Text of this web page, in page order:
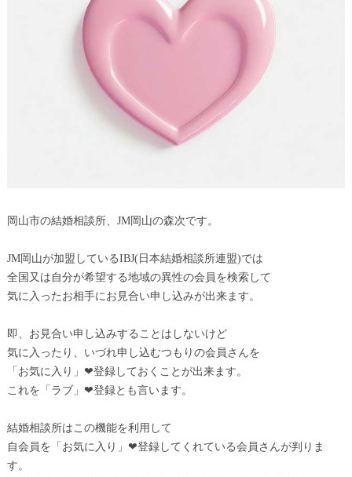
岡山市の結婚相談所、JM岡山の森次です。
JM岡山が加盟しているIBJ(日本結婚相談所連盟)では
全国又は自分が希望する地域の異性の会員を検索して
気に入ったお相手にお見合い申し込みが出来ます。
即、お見合い申し込みすることはしないけど
気に入ったり、いづれ申し込むつもりの会員さんを
「お気に入り」❤登録しておくことが出来ます。
これを「ラブ」❤登録とも言います。
結婚相談所はこの機能を利用して
自会員を「お気に入り」❤登録してくれている会員さんが判りま
す。